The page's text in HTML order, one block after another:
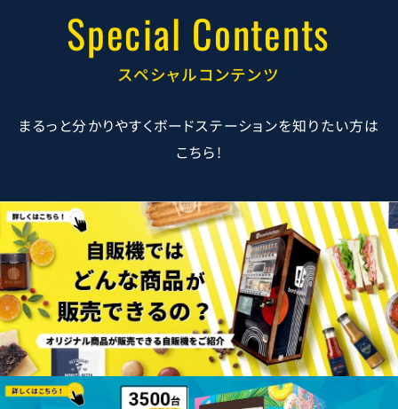
Special Contents
スペシャルコンテンツ
まるっと分かりやすくボードステーションを知りたい方は
こちら!